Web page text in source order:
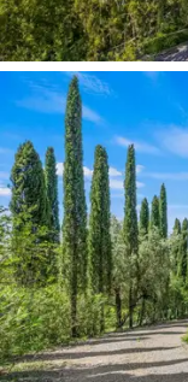
DOC'un yanı
Cabernet
Ciliegiolo'yu da
80.000 şişelik
üretiminde büyük
geleneğiyle derin
Zeytinlik, yıllık
üretimi için
hektarlık bir
kısmı6 hektar
ayrılmıştır.